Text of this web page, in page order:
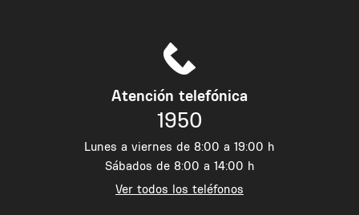
Atención telefónica
1950
Lunes a viernes de 8:00 a 19:00 h
Sábados de 8:00 a 14:00 h
Ver todos los teléfonos